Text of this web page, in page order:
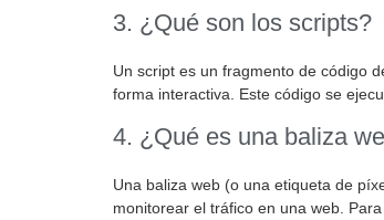
3. ¿Qué son los scripts?
Un script es un fragmento de código
forma interactiva. Este código se
4. ¿Qué es una baliza
Una baliza web (o una etiqueta de
monitorear el tráfico en una web.